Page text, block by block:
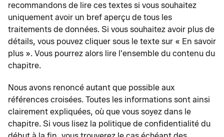
recommandons de lire ces textes si vous souhaitez
uniquement avoir un bref aperçu de tous les
traitements de données. Si vous souhaitez avoir plus de
détails, vous pouvez cliquer sous le texte sur « En savoir
plus ». Vous pourrez alors lire l'ensemble du contenu du
chapitre.
Nous avons renoncé autant que possible aux
références croisées. Toutes les informations sont ainsi
clairement expliquées, où que vous soyez dans le
chapitre. Si vous lisez la politique de confidentialité du